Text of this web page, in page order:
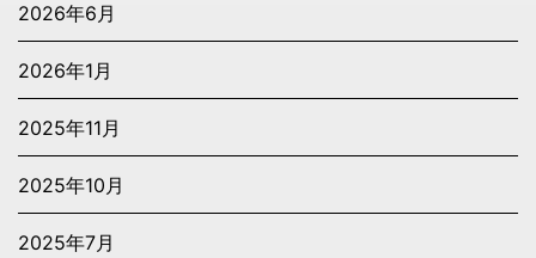
2026年6月
2026年1月
2025年11月
2025年10月
2025年7月